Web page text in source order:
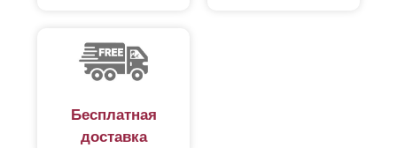
Бесплатная
доставка